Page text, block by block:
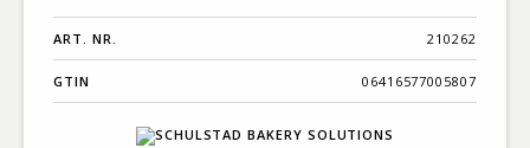
ART. NR. 210262
GTIN 06416577005807